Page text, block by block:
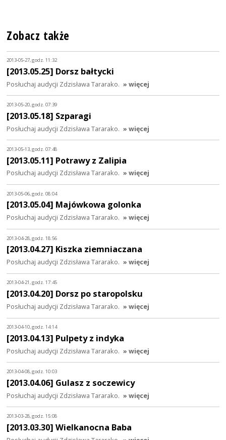
Zobacz także
2013-05-27, godz. 11:32
[2013.05.25] Dorsz bałtycki
Posłuchaj audycji Zdzisława Tararako. » więcej
2013-05-20, godz. 07:39
[2013.05.18] Szparagi
Posłuchaj audycji Zdzisława Tararako. » więcej
2013-05-13, godz. 07:48
[2013.05.11] Potrawy z Zalipia
Posłuchaj audycji Zdzisława Tararako. » więcej
2013-05-06, godz. 08:04
[2013.05.04] Majówkowa golonka
Posłuchaj audycji Zdzisława Tararako. » więcej
2013-04-28, godz. 18:56
[2013.04.27] Kiszka ziemniaczana
Posłuchaj audycji Zdzisława Tararako. » więcej
2013-04-21, godz. 17:45
[2013.04.20] Dorsz po staropolsku
Posłuchaj audycji Zdzisława Tararako. » więcej
2013-04-10, godz. 14:14
[2013.04.13] Pulpety z indyka
Posłuchaj audycji Zdzisława Tararako. » więcej
2013-04-08, godz. 10:03
[2013.04.06] Gulasz z soczewicy
Posłuchaj audycji Zdzisława Tararako. » więcej
2013-03-28, godz. 15:08
[2013.03.30] Wielkanocna Baba